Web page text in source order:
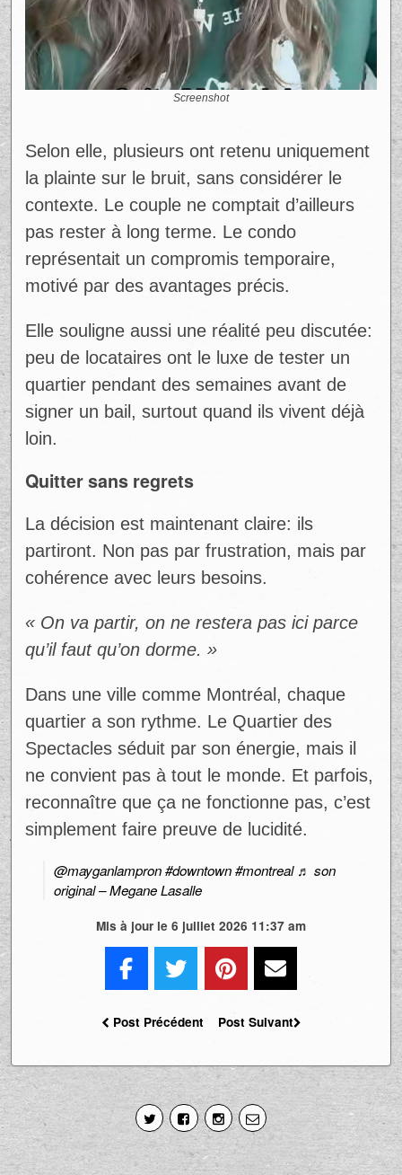
mais de mode de vie incompatible avec
l’environnement.
Une vidéo mal comprise
surtout à dédramatiser la situation.
Pourtant, elle a déclenché une vague de
réactions, allant jusqu’à la radio.
Screenshot